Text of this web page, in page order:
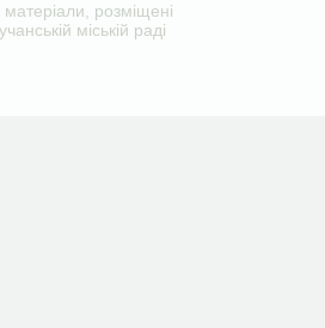
розміщені
міській раді